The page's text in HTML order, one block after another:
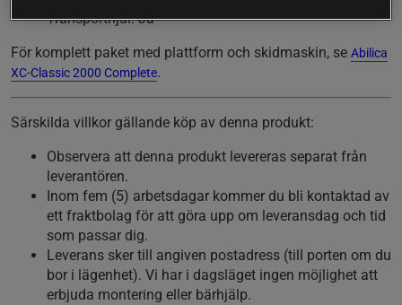
Transporthjul: Ja
För komplett paket med plattform och skidmaskin, se Abilica
XC-Classic 2000 Complete.
Särskilda villkor gällande köp av denna produkt:
Observera att denna produkt levereras separat från
leverantören.
Inom fem (5) arbetsdagar kommer du bli kontaktad av
ett fraktbolag för att göra upp om leveransdag och tid
som passar dig.
Leverans sker till angiven postadress (till porten om du
bor i lägenhet). Vi har i dagsläget ingen möjlighet att
erbjuda montering eller bärhjälp.